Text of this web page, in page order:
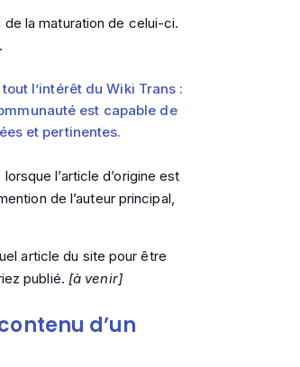
la maturation de celui-ci.
l’intérêt du Wiki Trans :
est capable de
et pertinentes.
l’article d’origine est
de l’auteur principal,
article du site pour être
publié. [à venir]
d’un